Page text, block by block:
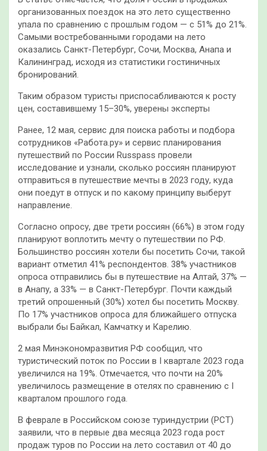
организованных поездок на это лето существенно
упала по сравнению с прошлым годом — с 51% до 21%.
Самыми востребованными городами на лето
оказались Санкт-Петербург, Сочи, Москва, Анапа и
Калининград, исходя из статистики гостиничных
бронирований.
Таким образом туристы приспосабливаются к росту
цен, составившему 15–30%, уверены эксперты
Ранее, 12 мая, сервис для поиска работы и подбора
сотрудников «Работа.ру» и сервис планирования
путешествий по России Russpass провели
исследование и узнали, сколько россиян планируют
отправиться в путешествие мечты в 2023 году, куда
они поедут в отпуск и по какому принципу выберут
направление.
Согласно опросу, две трети россиян (66%) в этом году
планируют воплотить мечту о путешествии по РФ.
Большинство россиян хотели бы посетить Сочи, такой
вариант отметил 41% респондентов. 38% участников
опроса отправились бы в путешествие на Алтай, 37% —
в Анапу, а 33% — в Санкт-Петербург. Почти каждый
третий опрошенный (30%) хотел бы посетить Москву.
По 17% участников опроса для ближайшего отпуска
выбрали бы Байкал, Камчатку и Карелию.
2 мая Минэкономразвития РФ сообщил, что
туристический поток по России в I квартале 2023 года
увеличился на 19%. Отмечается, что почти на 20%
увеличилось размещение в отелях по сравнению с I
кварталом прошлого года.
В феврале в Российском союзе туриндустрии (РСТ)
заявили, что в первые два месяца 2023 года рост
продаж туров по России на лето составил от 40 до